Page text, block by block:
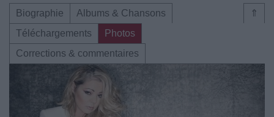
⇑
Biographie
Albums & Chansons
Téléchargements
Photos
Corrections & commentaires